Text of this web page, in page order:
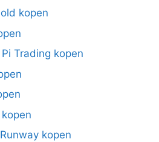
kopen
Trading kopen
kopen